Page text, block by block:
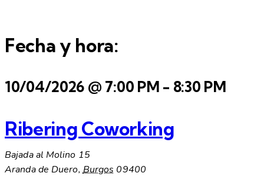
Fecha y hora:
10/04/2026 @ 7:00 PM - 8:30 PM
Ribering Coworking
Bajada al Molino 15
Aranda de Duero, Burgos 09400